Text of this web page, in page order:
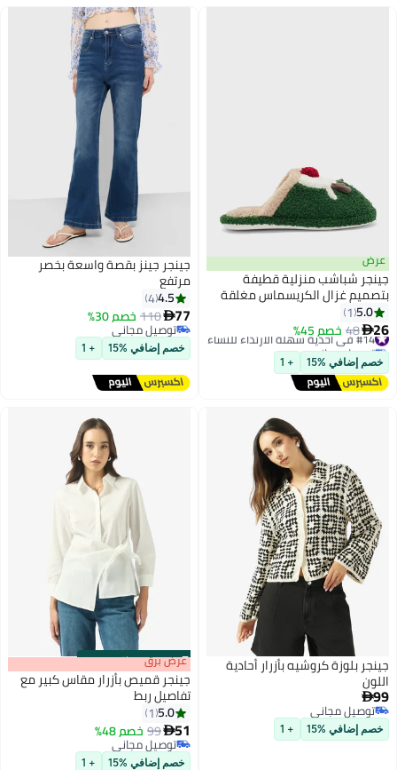
عرض
جينجر شباشب منزلية قطيفة
بتصميم غزال الكريسماس مغلقة
من الأمام
5.0
1
26
48 خصم 45% #14 في أحذية سهلة الارتداء للنساء
توصيل مجاني
#14 في أحذية سهلة الارتداء للنساء
خصم إضافي %15 + 1
جينجر جينز بقصة واسعة بخصر
مرتفع
4.5
4
77
110 خصم 30%
توصيل مجاني
توصيل مجاني
خصم إضافي %15 + 1
جينجر بلوزة كروشيه بأزرار أحادية
اللون
99
توصيل مجاني
توصيل مجاني
خصم إضافي %15 + 1
00m:00s
·باقي 100% عرض برق
جينجر قميص بأزرار مقاس كبير مع
تفاصيل ربط
5.0
1
51
99 خصم 48%
توصيل مجاني
توصيل مجاني
خصم إضافي %15 + 1